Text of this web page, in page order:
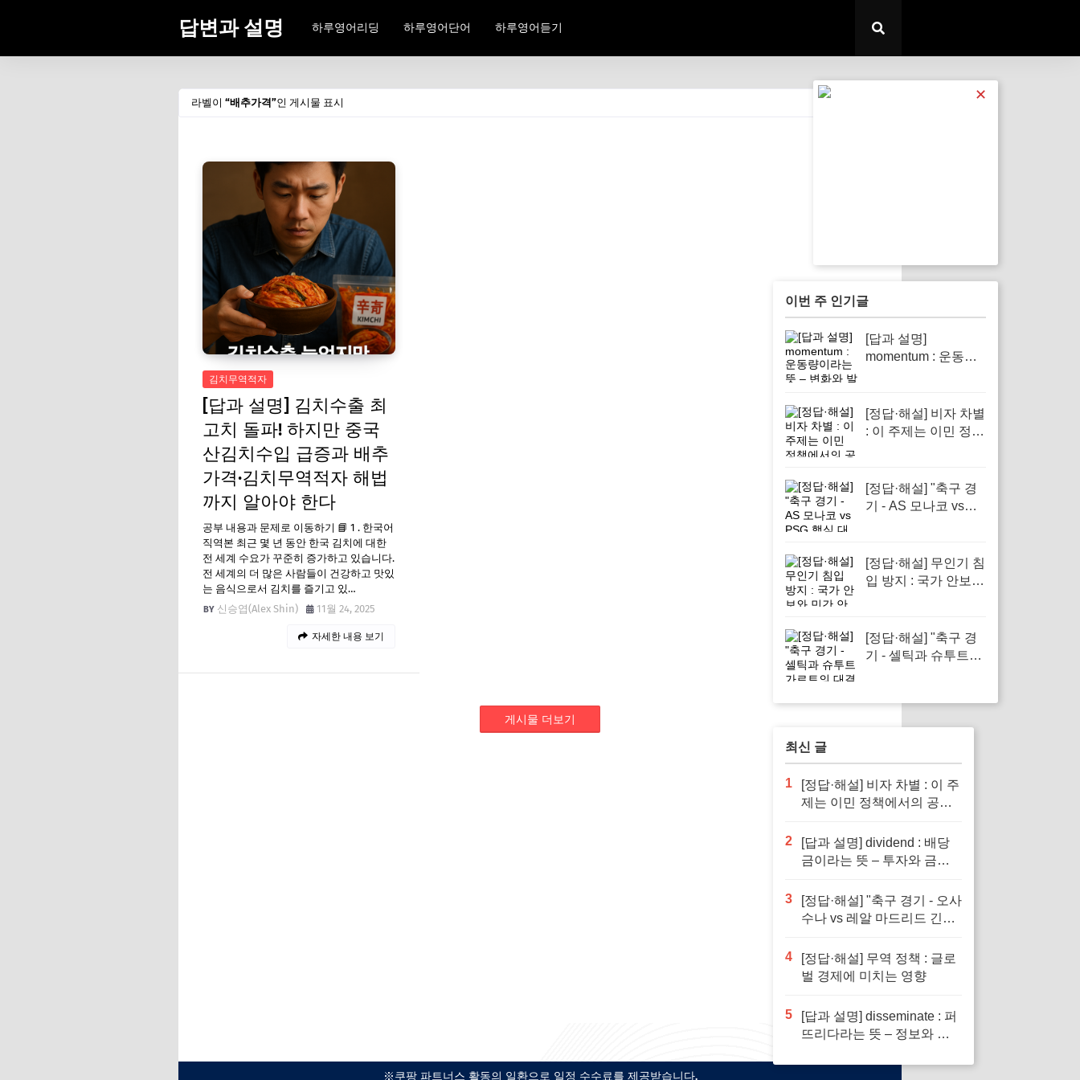
답변과 설명 하루영어리딩 하루영어단어 하루영어듣기
라벨이 배추가격 인 게시물 표시
김치무역적자
[답과 설명] 김치수출 최
고치 돌파! 하지만 중국
산김치수입 급증과 배추
가격·김치무역적자 해법
까지 알아야 한다
공부 내용과 문제로 이동하기 📘 1 . 한국어
직역본 최근 몇 년 동안 한국 김치에 대한
전 세계 수요가 꾸준히 증가하고 있습니다.
전 세계의 더 많은 사람들이 건강하고 맛있
는 음식으로서 김치를 즐기고 있…
신승엽(Alex Shin)
11월 24, 2025
자세한 내용 보기
게시물 더보기
※쿠팡 파트너스 활동의 일환으로 일정 수수료를 제공받습니다.
✕
이번 주 인기글
[답과 설명]
momentum : 운동량
상징으로 중요한 개
념이다
[정답·해설] 비자 차별
: 이 주제는 이민 정책
[정답·해설] "축구 경
기 - AS 모나코 vs
[정답·해설] 무인기 침
입 방지 : 국가 안보와
[정답·해설] "축구 경
기 - 셀틱과 슈투트가
최신 글
1
[정답·해설] 비자 차별 : 이 주
제는 이민 정책에서의 공정
2
[답과 설명] dividend : 배당
금이라는 뜻 – 투자와 금융
알아야 할 단어입니다
3
[정답·해설] "축구 경기 - 오사
수나 vs 레알 마드리드 긴장
4
[정답·해설] 무역 정책 : 글로
벌 경제에 미치는 영향
5
[답과 설명] disseminate : 퍼
뜨리다라는 뜻 – 정보와 지
할을 하는 단어